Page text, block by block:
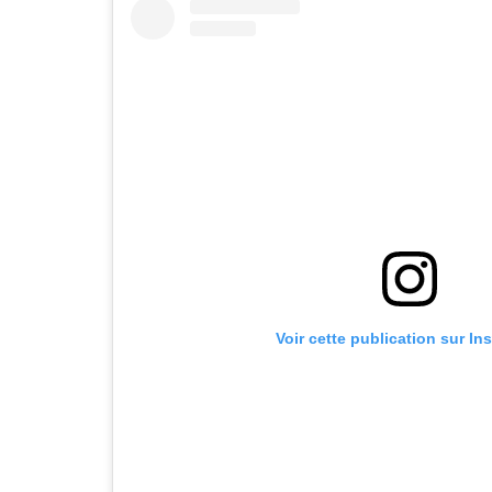
Voir cette publication sur